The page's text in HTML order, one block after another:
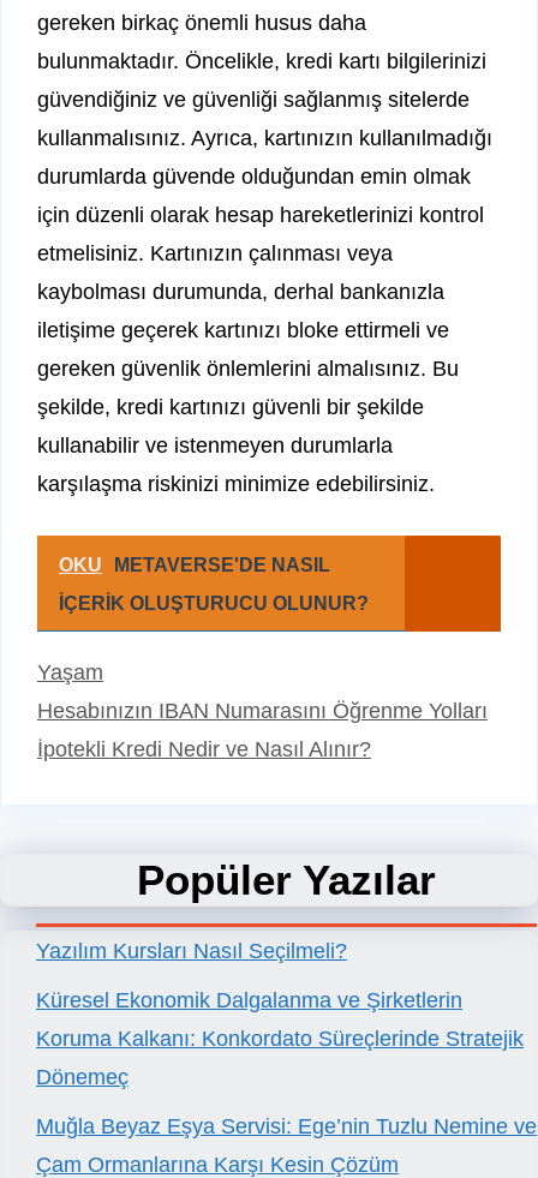
gereken birkaç önemli husus daha
bulunmaktadır. Öncelikle, kredi kartı bilgilerinizi
güvendiğiniz ve güvenliği sağlanmış sitelerde
kullanmalısınız. Ayrıca, kartınızın kullanılmadığı
durumlarda güvende olduğundan emin olmak
için düzenli olarak hesap hareketlerinizi kontrol
etmelisiniz. Kartınızın çalınması veya
kaybolması durumunda, derhal bankanızla
iletişime geçerek kartınızı bloke ettirmeli ve
gereken güvenlik önlemlerini almalısınız. Bu
şekilde, kredi kartınızı güvenli bir şekilde
kullanabilir ve istenmeyen durumlarla
karşılaşma riskinizi minimize edebilirsiniz.
OKU
METAVERSE'DE NASIL
İÇERİK OLUŞTURUCU OLUNUR?
Kategoriler
Yaşam
Hesabınızın IBAN Numarasını Öğrenme Yolları
İpotekli Kredi Nedir ve Nasıl Alınır?
Popüler Yazılar
Yazılım Kursları Nasıl Seçilmeli?
Küresel Ekonomik Dalgalanma ve Şirketlerin
Koruma Kalkanı: Konkordato Süreçlerinde Stratejik
Dönemeç
Muğla Beyaz Eşya Servisi: Ege’nin Tuzlu Nemine ve
Çam Ormanlarına Karşı Kesin Çözüm